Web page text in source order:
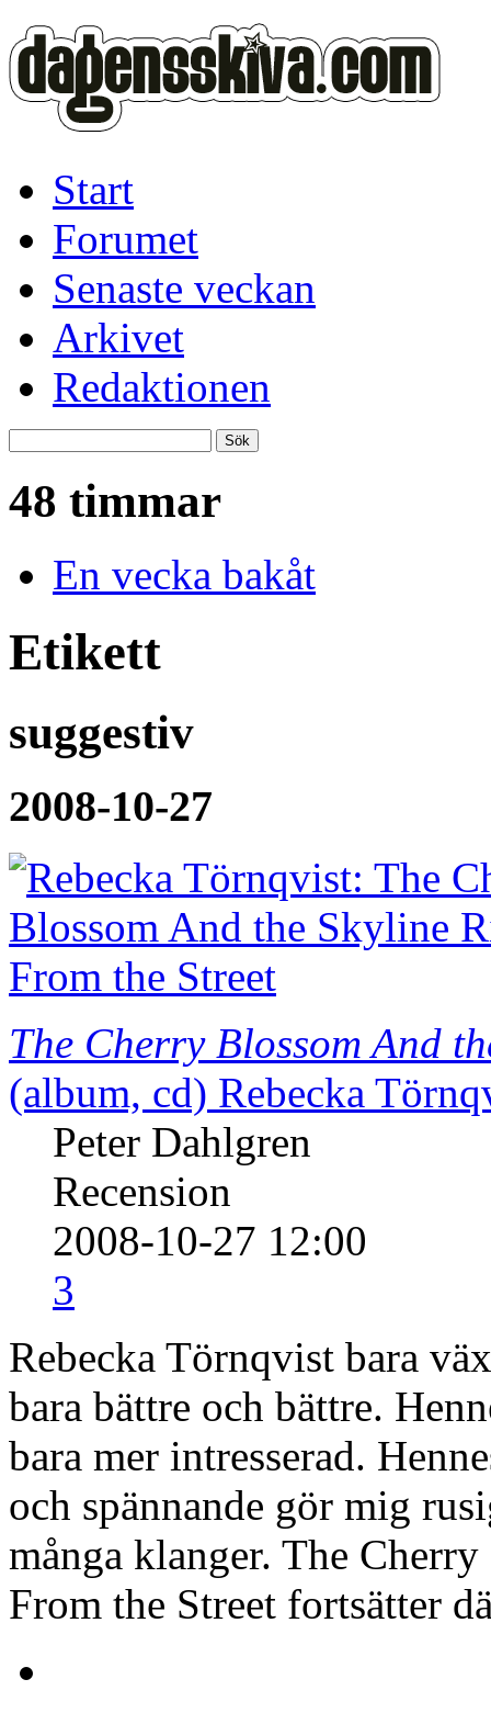
Start
Forumet
Senaste veckan
Arkivet
Redaktionen
48 timmar
En vecka bakåt
Etikett
suggestiv
2008-10-27
The Cherry Blossom And
(album, cd) Rebecka
Peter Dahlgren
Recension
2008-10-27 12:00
3
Rebecka Törnqvist bara
bara bättre och bättre.
bara mer intresserad.
och spännande gör mig
många klanger. The
From the Street fortsätter